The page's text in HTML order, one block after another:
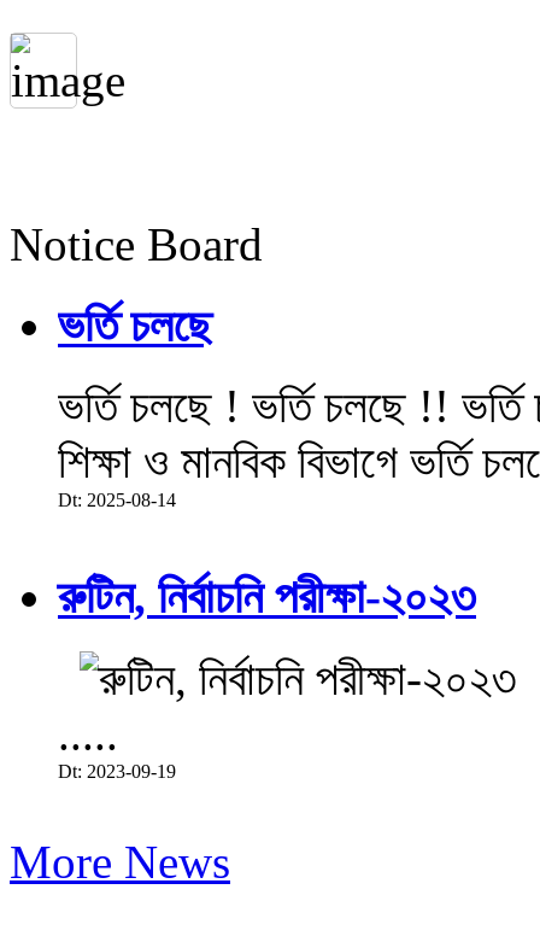
Notice Board
ভর্তি চলছে
ভর্তি চলছে ! ভর্তি চলছে !!
শিক্ষা ও মানবিক বিভাগে ভর্তি
Dt: 2025-08-14
রুটিন, নির্বাচনি পরীক্ষা-২০২৩
.....
Dt: 2023-09-19
More News